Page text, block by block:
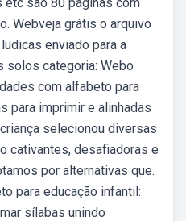
Webveja grátis o arquivo
enviado para a
solos categoria: Webo
com alfabeto para
para imprimir e alinhadas
selecionou diversas
cativantes, desafiadoras e
por alternativas que.
para educação infantil:
sílabas unindo